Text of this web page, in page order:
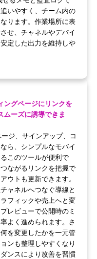
いやすく、チーム内の
ります。作業場所に表
せ、チャネルやデバイ
定した出力を維持しや
ングページにリンクを
ムーズに誘導できま
ジ、サインアップ、コ
ら、シンプルなモバイ
このツールが便利で
ながるリンクを把握で
ウトも更新できます。
ャネルへつなぐ導線と
フィックや売上へと変
レビューで公開時のミ
よく進められます。さ
を変更したかを一元管
ンも整理しやすくなり
ンスにより改善を習慣